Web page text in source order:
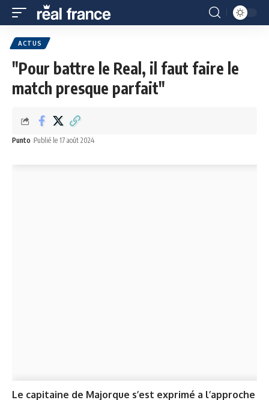
ACTUS
"Pour battre le Real, il faut faire le
match presque parfait"
Punto Publié le 17 août 2024
Le capitaine de Majorque s’est exprimé a l’approche